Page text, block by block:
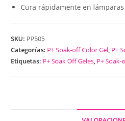
Cura rápidamente en lámparas
SKU: PP505
Categorías: P+ Soak-off Color Gel P+
Etiquetas: P+ Soak Off Geles P+ Soak-